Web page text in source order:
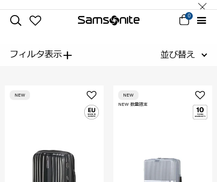
0
フィルタ表示+ 並び替え
NEW
NEW 数量限定
NEW